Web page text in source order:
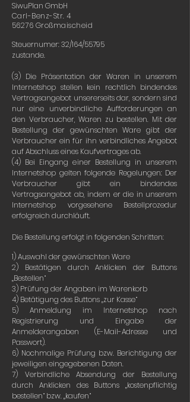
SiwuPlan GmbH
Carl-Benz-Str. 4
56276 Großmaischeid
Steuernumer: 32/164/55795
zustande.
(3) Die Präsentation der Waren in unserem
Internetshop stellen kein rechtlich bindendes
Vertragsangebot unsererseits dar, sondern sind
nur eine unverbindliche Aufforderungen an
den Verbraucher, Waren zu bestellen. Mit der
Bestellung der gewünschten Ware gibt der
Verbraucher ein für ihn verbindliches Angebot
auf Abschluss eines Kaufvertrages ab.
(4) Bei Eingang einer Bestellung in unserem
Internetshop gelten folgende Regelungen: Der
Verbraucher gibt ein bindendes
Vertragsangebot ab, indem er die in unserem
Internetshop vorgesehene Bestellprozedur
erfolgreich durchläuft.
Die Bestellung erfolgt in folgenden Schritten:
1) Auswahl der gewünschten Ware
2) Bestätigen durch Anklicken der Buttons
„Bestellen“
3) Prüfung der Angaben im Warenkorb
4) Betätigung des Buttons „zur Kasse“
5) Anmeldung im Internetshop nach
Registrierung und Eingabe der
Anmelderangaben (E-Mail-Adresse und
Passwort).
6) Nochmalige Prüfung bzw. Berichtigung der
jeweiligen eingegebenen Daten.
7) Verbindliche Absendung der Bestellung
durch Anklicken des Buttons „kostenpflichtig
bestellen“ bzw. „kaufen“